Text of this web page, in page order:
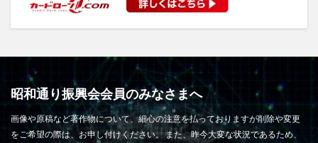
昭和通り振興会会員のみなさまへ
画像や原稿など著作物について、細心の注意を払っておりますが削除や変更
をご希望の際は、お申し付けください。 また、昨今大変な状況であるため、